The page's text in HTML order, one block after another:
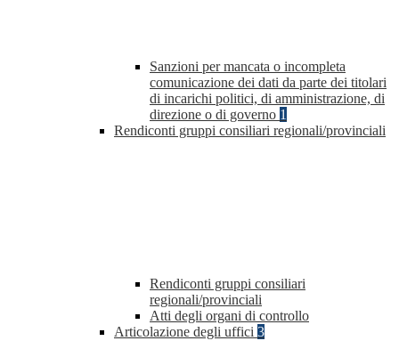
Sanzioni per mancata o incompleta
comunicazione dei dati da parte dei titolari
di incarichi politici, di amministrazione, di
direzione o di governo 1
Rendiconti gruppi consiliari regionali/provinciali
Rendiconti gruppi consiliari
regionali/provinciali
Atti degli organi di controllo
Articolazione degli uffici 3